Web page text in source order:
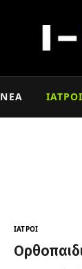
ΝΈΑ ΙΑΤΡΟΊ
ΙΑΤΡΟΊ